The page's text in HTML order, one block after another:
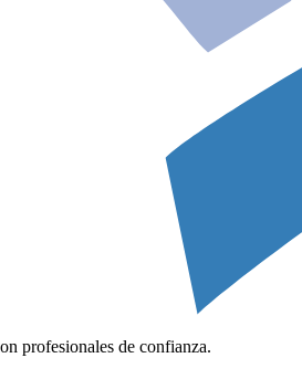
profesionales de confianza.